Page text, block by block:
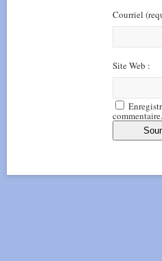
Courriel
Site Web :
commentaire.